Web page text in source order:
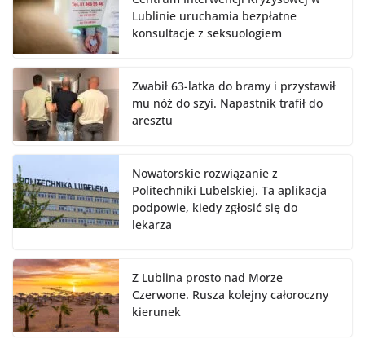
Lublinie uruchamia bezpłatne
konsultacje z seksuologiem
Zwabił 63-latka do bramy i przystawił
mu nóż do szyi. Napastnik trafił do
aresztu
Nowatorskie rozwiązanie z
Politechniki Lubelskiej. Ta aplikacja
podpowie, kiedy zgłosić się do
lekarza
Z Lublina prosto nad Morze
Czerwone. Rusza kolejny całoroczny
kierunek